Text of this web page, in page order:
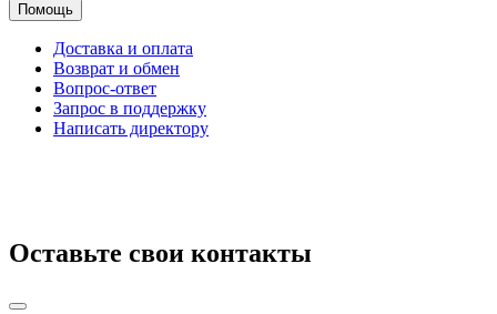
Помощь
Доставка и оплата
Возврат и обмен
Вопрос-ответ
Запрос в поддержку
Написать директору
Оставьте свои контакты